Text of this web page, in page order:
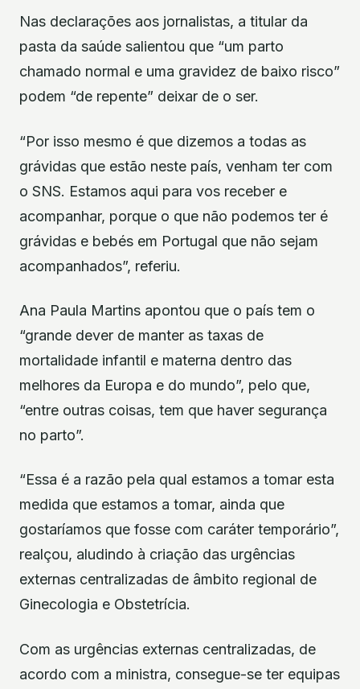
Nas declarações aos jornalistas, a titular da
pasta da saúde salientou que “um parto
chamado normal e uma gravidez de baixo risco”
podem “de repente” deixar de o ser.
“Por isso mesmo é que dizemos a todas as
grávidas que estão neste país, venham ter com
o SNS. Estamos aqui para vos receber e
acompanhar, porque o que não podemos ter é
grávidas e bebés em Portugal que não sejam
acompanhados”, referiu.
Ana Paula Martins apontou que o país tem o
“grande dever de manter as taxas de
mortalidade infantil e materna dentro das
melhores da Europa e do mundo”, pelo que,
“entre outras coisas, tem que haver segurança
no parto”.
“Essa é a razão pela qual estamos a tomar esta
medida que estamos a tomar, ainda que
gostaríamos que fosse com caráter temporário”,
realçou, aludindo à criação das urgências
externas centralizadas de âmbito regional de
Ginecologia e Obstetrícia.
Com as urgências externas centralizadas, de
acordo com a ministra, consegue-se ter equipas